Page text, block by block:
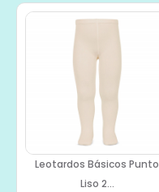
Leotardos Básicos Punto
Liso 2...